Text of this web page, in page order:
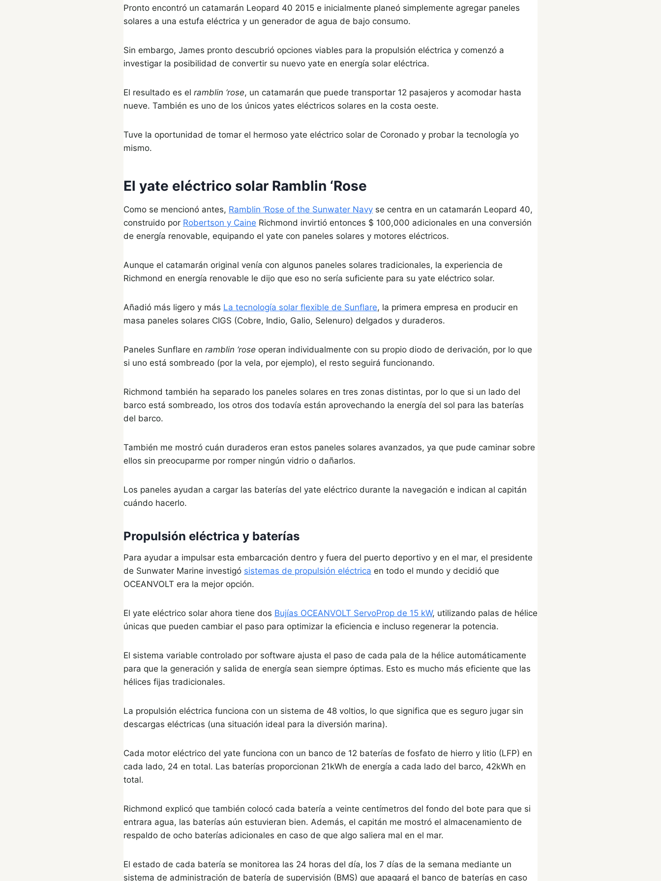
Pronto encontró un catamarán Leopard 40 2015 e inicialmente planeó simplemente agregar paneles
solares a una estufa eléctrica y un generador de agua de bajo consumo.
Sin embargo, James pronto descubrió opciones viables para la propulsión eléctrica y comenzó a
investigar la posibilidad de convertir su nuevo yate en energía solar eléctrica.
El resultado es el ramblin ‘rose, un catamarán que puede transportar 12 pasajeros y acomodar hasta
nueve. También es uno de los únicos yates eléctricos solares en la costa oeste.
Tuve la oportunidad de tomar el hermoso yate eléctrico solar de Coronado y probar la tecnología yo
mismo.
El yate eléctrico solar Ramblin ‘Rose
Como se mencionó antes, Ramblin ‘Rose of the Sunwater Navy se centra en un catamarán Leopard 40,
construido por Robertson y Caine Richmond invirtió entonces $ 100,000 adicionales en una conversión
de energía renovable, equipando el yate con paneles solares y motores eléctricos.
Aunque el catamarán original venía con algunos paneles solares tradicionales, la experiencia de
Richmond en energía renovable le dijo que eso no sería suficiente para su yate eléctrico solar.
Añadió más ligero y más La tecnología solar flexible de Sunflare, la primera empresa en producir en
masa paneles solares CIGS (Cobre, Indio, Galio, Selenuro) delgados y duraderos.
Paneles Sunflare en ramblin ‘rose operan individualmente con su propio diodo de derivación, por lo que
si uno está sombreado (por la vela, por ejemplo), el resto seguirá funcionando.
Richmond también ha separado los paneles solares en tres zonas distintas, por lo que si un lado del
barco está sombreado, los otros dos todavía están aprovechando la energía del sol para las baterías
del barco.
También me mostró cuán duraderos eran estos paneles solares avanzados, ya que pude caminar sobre
ellos sin preocuparme por romper ningún vidrio o dañarlos.
Los paneles ayudan a cargar las baterías del yate eléctrico durante la navegación e indican al capitán
cuándo hacerlo.
Propulsión eléctrica y baterías
Para ayudar a impulsar esta embarcación dentro y fuera del puerto deportivo y en el mar, el presidente
de Sunwater Marine investigó sistemas de propulsión eléctrica en todo el mundo y decidió que
OCEANVOLT era la mejor opción.
El yate eléctrico solar ahora tiene dos Bujías OCEANVOLT ServoProp de 15 kW, utilizando palas de hélice
únicas que pueden cambiar el paso para optimizar la eficiencia e incluso regenerar la potencia.
El sistema variable controlado por software ajusta el paso de cada pala de la hélice automáticamente
para que la generación y salida de energía sean siempre óptimas. Esto es mucho más eficiente que las
hélices fijas tradicionales.
La propulsión eléctrica funciona con un sistema de 48 voltios, lo que significa que es seguro jugar sin
descargas eléctricas (una situación ideal para la diversión marina).
Cada motor eléctrico del yate funciona con un banco de 12 baterías de fosfato de hierro y litio (LFP) en
cada lado, 24 en total. Las baterías proporcionan 21kWh de energía a cada lado del barco, 42kWh en
total.
Richmond explicó que también colocó cada batería a veinte centímetros del fondo del bote para que si
entrara agua, las baterías aún estuvieran bien. Además, el capitán me mostró el almacenamiento de
respaldo de ocho baterías adicionales en caso de que algo saliera mal en el mar.
El estado de cada batería se monitorea las 24 horas del día, los 7 días de la semana mediante un
sistema de administración de batería de supervisión (BMS) que apagará el banco de baterías en caso